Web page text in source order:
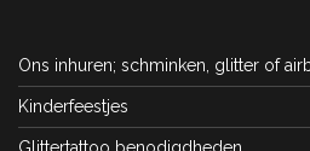
Ons inhuren; schminken, glitter of
Kinderfeestjes
Glittertattoo benodigdheden